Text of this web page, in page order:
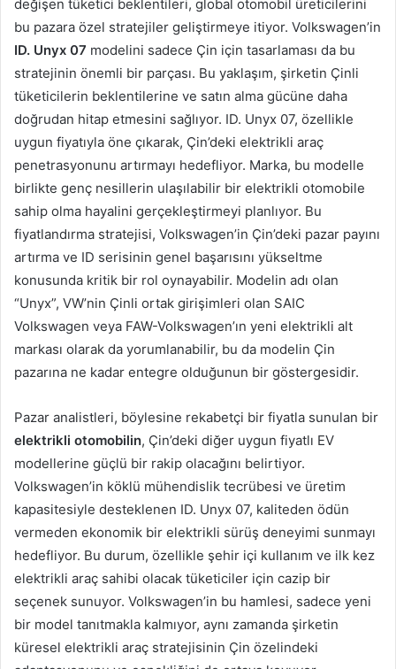
değişen tüketici beklentileri, global otomobil üreticilerini
bu pazara özel stratejiler geliştirmeye itiyor. Volkswagen’in
ID. Unyx 07 modelini sadece Çin için tasarlaması da bu
stratejinin önemli bir parçası. Bu yaklaşım, şirketin Çinli
tüketicilerin beklentilerine ve satın alma gücüne daha
doğrudan hitap etmesini sağlıyor. ID. Unyx 07, özellikle
uygun fiyatıyla öne çıkarak, Çin’deki elektrikli araç
penetrasyonunu artırmayı hedefliyor. Marka, bu modelle
birlikte genç nesillerin ulaşılabilir bir elektrikli otomobile
sahip olma hayalini gerçekleştirmeyi planlıyor. Bu
fiyatlandırma stratejisi, Volkswagen’in Çin’deki pazar payını
artırma ve ID serisinin genel başarısını yükseltme
konusunda kritik bir rol oynayabilir. Modelin adı olan
“Unyx”, VW’nin Çinli ortak girişimleri olan SAIC
Volkswagen veya FAW-Volkswagen’ın yeni elektrikli alt
markası olarak da yorumlanabilir, bu da modelin Çin
pazarına ne kadar entegre olduğunun bir göstergesidir.
Pazar analistleri, böylesine rekabetçi bir fiyatla sunulan bir
elektrikli otomobilin, Çin’deki diğer uygun fiyatlı EV
modellerine güçlü bir rakip olacağını belirtiyor.
Volkswagen’in köklü mühendislik tecrübesi ve üretim
kapasitesiyle desteklenen ID. Unyx 07, kaliteden ödün
vermeden ekonomik bir elektrikli sürüş deneyimi sunmayı
hedefliyor. Bu durum, özellikle şehir içi kullanım ve ilk kez
elektrikli araç sahibi olacak tüketiciler için cazip bir
seçenek sunuyor. Volkswagen’in bu hamlesi, sadece yeni
bir model tanıtmakla kalmıyor, aynı zamanda şirketin
küresel elektrikli araç stratejisinin Çin özelindeki